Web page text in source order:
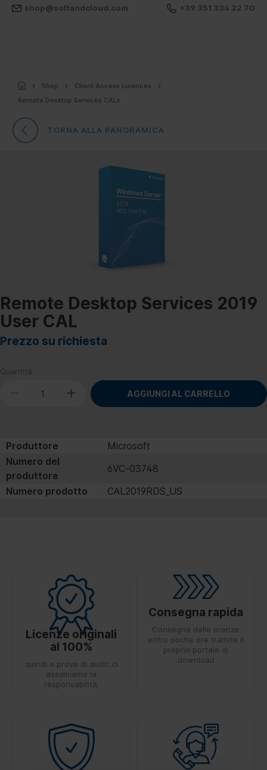
shop@softandcloud.com +39 351 334 22 70
Shop
Client Access Licences
Remote Desktop Services CALs
TORNA ALLA PANORAMICA
Remote Desktop Services 2019
User CAL
Prezzo su richiesta
Quantità
AGGIUNGI AL CARRELLO
Produttore
Microsoft
Numero del
produttore
6VC‐03748
Numero prodotto
CAL2019RDS_US
Licenze originali
al 100%
quindi a prova di audit: ci
assumiamo la
responsabilità.
Consegna rapida
Consegna delle licenze
entro poche ore tramite il
proprio portale di
download